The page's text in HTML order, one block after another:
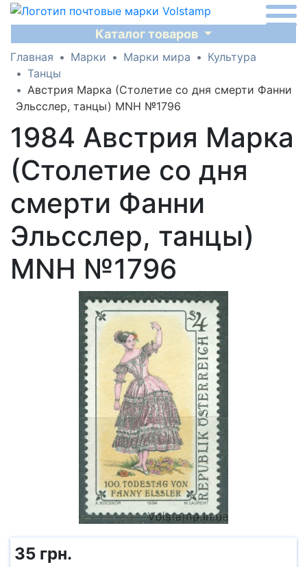
Каталог товаров
Главная Марки Марки мира
Культура
Танцы
Австрия Марка (Столетие со дня смерти Фанни
Эльсслер, танцы) MNH №1796
1984 Австрия Марка
(Столетие со дня
смерти Фанни
Эльсслер, танцы)
MNH №1796
35 грн.